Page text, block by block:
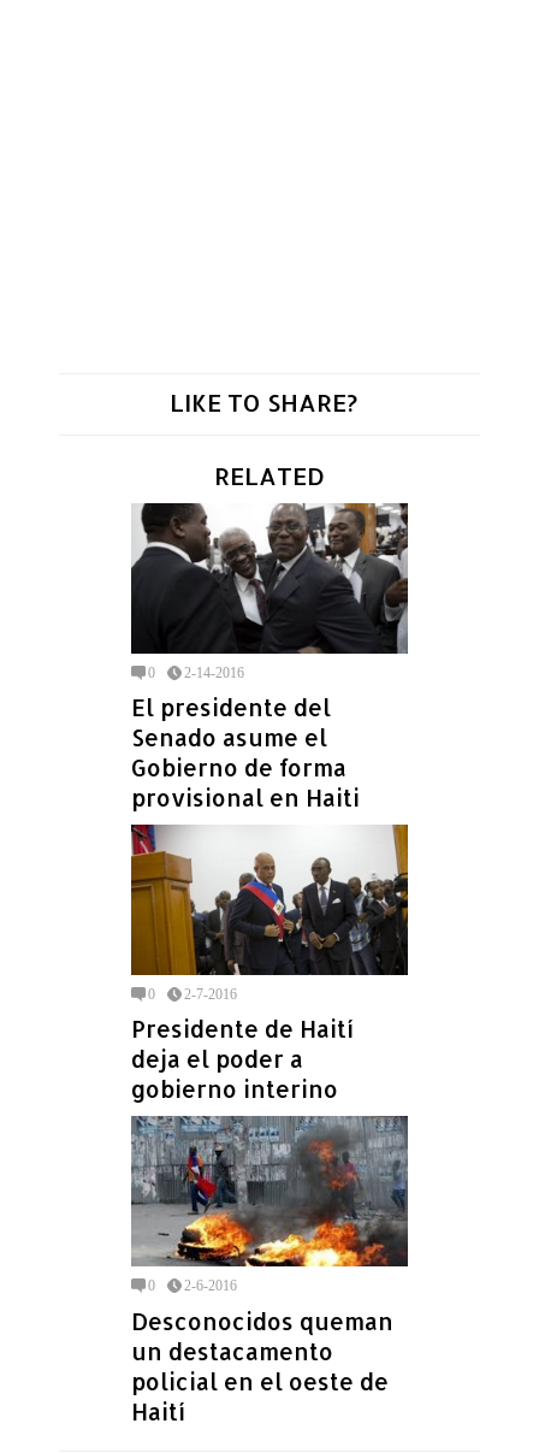
LIKE TO SHARE?
RELATED
0 2-14-2016
El presidente del
Senado asume el
Gobierno de forma
provisional en Haiti
0 2-7-2016
Presidente de Haití
deja el poder a
gobierno interino
0 2-6-2016
Desconocidos queman
un destacamento
policial en el oeste de
Haití